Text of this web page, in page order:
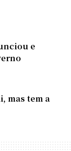
e
mas tem a